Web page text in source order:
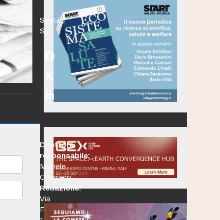
Seguici
Su:
Facebook
Twitter
(deprecated)
LinkedIn
Direttore
responsabile:
Michele
Guerriero
Redazione:
Via
Po,